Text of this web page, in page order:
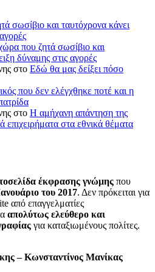
σωσίβιο και ταυτόχρονα κάνει
που ζητά σωσίβιο και
δύναμης στις αγορές
στο Εδώ θα μας δείξει πόσο
που δεν ελέγχθηκε ποτέ και η
στο Η αμήχανη απάντηση της
επιχειρήματα στα εθνικά θέματα
έκφρασης γνώμης που
του 2017. Δεν πρόκειται για
από επαγγελματίες
απολύτως ελεύθερο και
για καταξιωμένους πολίτες.
– Κωνσταντίνος Μανίκας